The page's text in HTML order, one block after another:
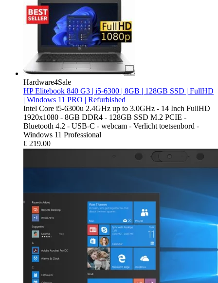
Hardware4Sale
HP Elitebook 840 G3 | i5-6300 | 8GB | 128GB SSD | FullHD
| Windows 11 PRO | Refurbished
Intel Core i5-6300u 2.4GHz up to 3.0GHz - 14 Inch FullHD
1920x1080 - 8GB DDR4 - 128GB SSD M.2 PCIE -
Bluetooth 4.2 - USB-C - webcam - Verlicht toetsenbord -
Windows 11 Professional
€ 219.00